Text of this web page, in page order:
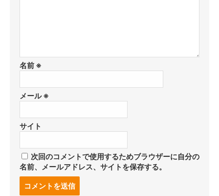
名前 ※
メール※
サイト
次回のコメントで使用するためブラウザーに自分の
名前、メールアドレス、サイトを保存する。